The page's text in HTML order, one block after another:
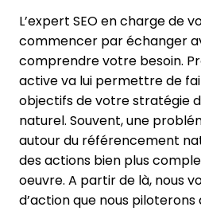
L’expert SEO en charge de
commencer par échanger
comprendre votre besoin.
active va lui permettre de
objectifs de votre stratégie
naturel. Souvent, une
autour du référencement
des actions bien plus
oeuvre. A partir de là, nous
d’action que nous piloterons